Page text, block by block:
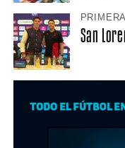
PRIMERA
San